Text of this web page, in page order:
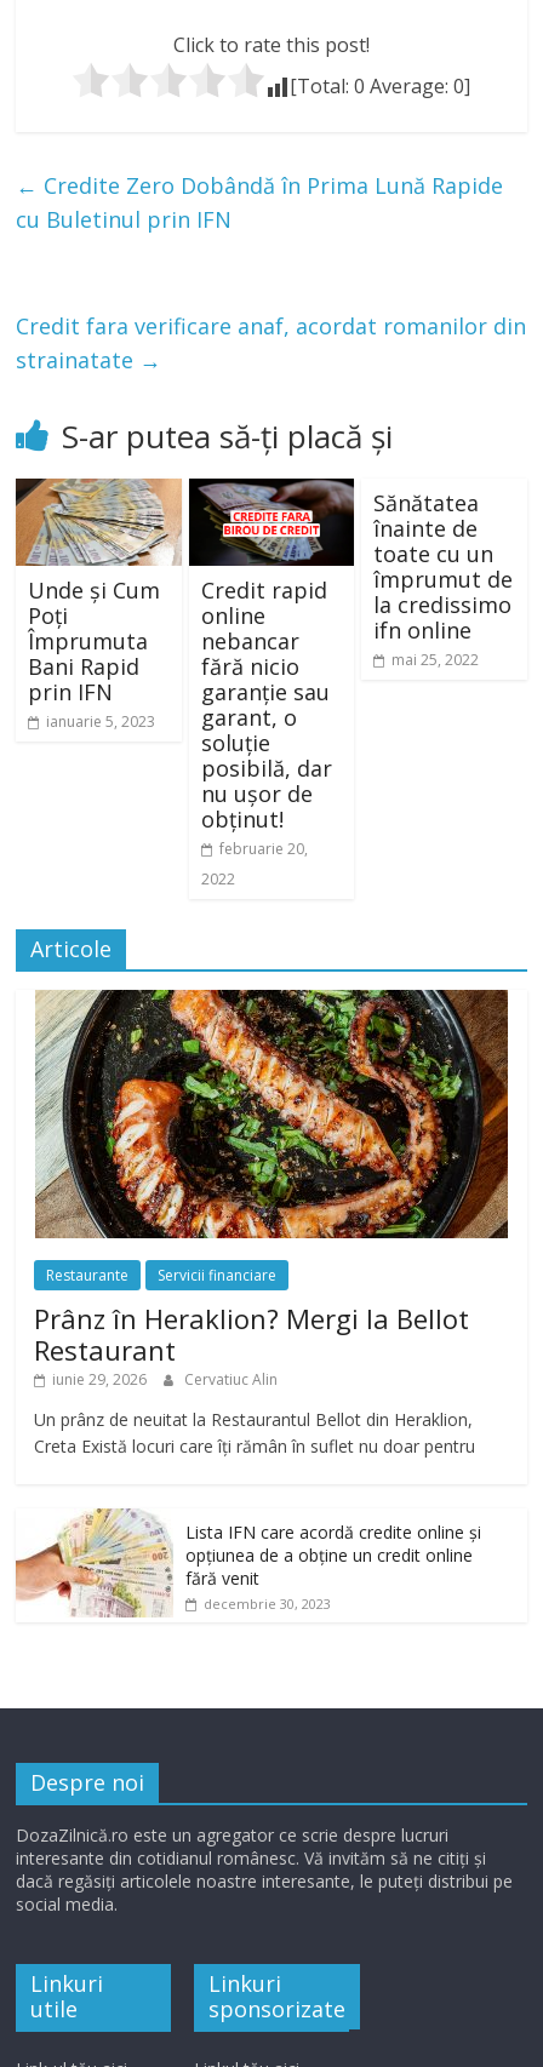
Click to rate this post!
[Total:0 Average:0]
← Credite Zero Dobândă în Prima Lună Rapide
cu Buletinul prin IFN
Credit fara verificare anaf, acordat romanilor din
strainatate →
S-ar putea să-ți placă și
Unde și Cum
Poți
Împrumuta
Bani Rapid
prin IFN
ianuarie 5, 2023
Credit rapid
online
nebancar
fără nicio
garanție sau
garant, o
soluție
posibilă, dar
nu ușor de
obținut!
februarie 20,
2022
Sănătatea
înainte de
toate cu un
împrumut de
la credissimo
ifn online
mai 25, 2022
Articole
Restaurante Servicii financiare
Prânz în Heraklion? Mergi la Bellot
Restaurant
iunie 29, 2026 Cervatiuc Alin
Un prânz de neuitat la Restaurantul Bellot din Heraklion,
Creta Există locuri care îți rămân în suflet nu doar pentru
Lista IFN care acordă credite online și
opțiunea de a obține un credit online
fără venit
decembrie 30, 2023
Despre noi
DozaZilnică.ro este un agregator ce scrie despre lucruri
interesante din cotidianul românesc. Vă invităm să ne citiți și
dacă regăsiți articolele noastre interesante, le puteți distribui pe
social media.
Linkuri
utile
Linkuri
sponsorizate